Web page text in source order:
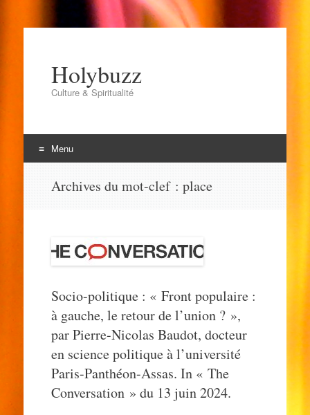
Holybuzz
Culture & Spiritualité
Menu
Archives du mot-clef : place
Socio-politique : « Front populaire :
à gauche, le retour de l’union ? »,
par Pierre-Nicolas Baudot, docteur
en science politique à l’université
Paris-Panthéon-Assas. In « The
Conversation » du 13 juin 2024.